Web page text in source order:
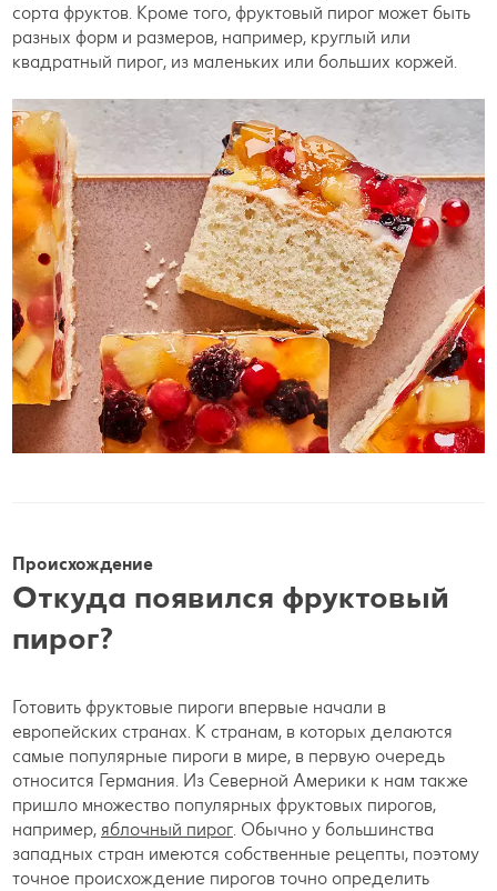
сорта фруктов. Кроме того, фруктовый пирог может быть
разных форм и размеров, например, круглый или
квадратный пирог, из маленьких или больших коржей.
Происхождение
Откуда появился фруктовый
пирог?
Готовить фруктовые пироги впервые начали в
европейских странах. К странам, в которых делаются
самые популярные пироги в мире, в первую очередь
относится Германия. Из Северной Америки к нам также
пришло множество популярных фруктовых пирогов,
например, яблочный пирог. Обычно у большинства
западных стран имеются собственные рецепты, поэтому
точное происхождение пирогов точно определить